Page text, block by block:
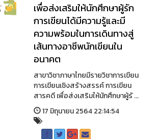
เพื่อส่งเสริมให้นักศึกษาผู้รัก
การเขียนได้มีความรู้และมี
ความพร้อมในการเดินทางสู่
เส้นทางอาชีพนักเขียนใน
อนาคต
สาขาวิชาภาษาไทยมีรายวิชาการเขียน
การเขียนเชิงสร้างสรรค์ การเขียน
สารคดี เพื่อส่งเสริมให้นักศึกษาผู้รั ...
17 มิถุนายน 2564 22:14:54